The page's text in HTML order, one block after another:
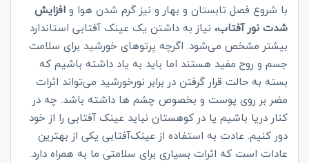
با شروع فصل تابستان و بهار و نیز گرم شدن هوا وافزایش
شدت نور آفتاب، نیاز به داشتن یک عینک آفتابی استاندارد
بیشتر مشخص می‌شود. اگرچه پرتوهای خورشید برای سلامت
جسم و روح مفید هستند اما باید به یاد داشته باشیم که
بسته به حالت قرار گرفتن در برابر نورخورشید می‌تواند اثرات
مضر بر روی پوست و بخصوص چشم ها داشته باشد. چه در
کنار دریا باشیم یا در کوهستان نباید عینک آفتابی را از خود
دور کنیم. عادت به استفاده از عینک‌آفتابی یکی از بهترین
عادات است که اثرات بسیاری برای سلامتی ما به همراه دارد.